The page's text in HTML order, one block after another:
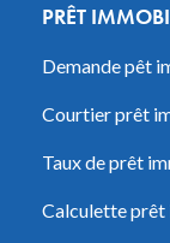
PRÊT
Demande pêt
Courtier prêt
Taux de prêt
Calculette